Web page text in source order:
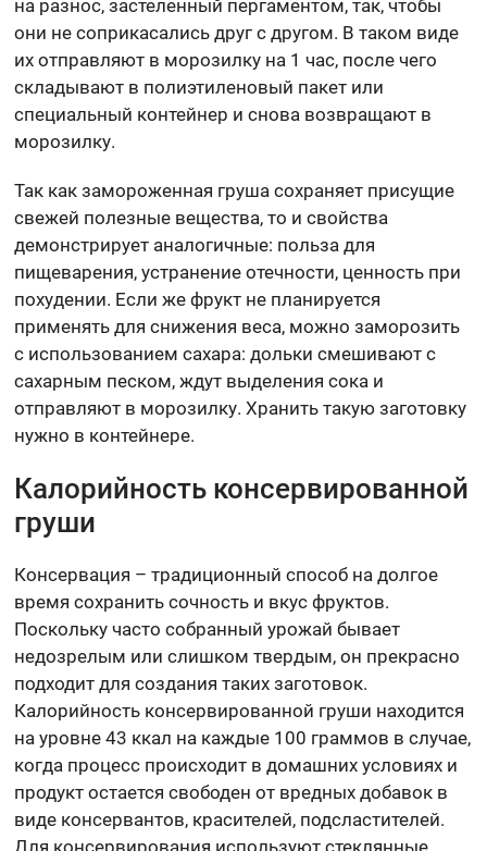
на разнос, застеленный пергаментом, так, чтобы
они не соприкасались друг с другом. В таком виде
их отправляют в морозилку на 1 час, после чего
складывают в полиэтиленовый пакет или
специальный контейнер и снова возвращают в
морозилку.
Так как замороженная груша сохраняет присущие
свежей полезные вещества, то и свойства
демонстрирует аналогичные: польза для
пищеварения, устранение отечности, ценность при
похудении. Если же фрукт не планируется
применять для снижения веса, можно заморозить
с использованием сахара: дольки смешивают с
сахарным песком, ждут выделения сока и
отправляют в морозилку. Хранить такую заготовку
нужно в контейнере.
Калорийность консервированной
груши
Консервация – традиционный способ на долгое
время сохранить сочность и вкус фруктов.
Поскольку часто собранный урожай бывает
недозрелым или слишком твердым, он прекрасно
подходит для создания таких заготовок.
Калорийность консервированной груши находится
на уровне 43 ккал на каждые 100 граммов в случае,
когда процесс происходит в домашних условиях и
продукт остается свободен от вредных добавок в
виде консервантов, красителей, подсластителей.
Для консервирования используют стеклянные